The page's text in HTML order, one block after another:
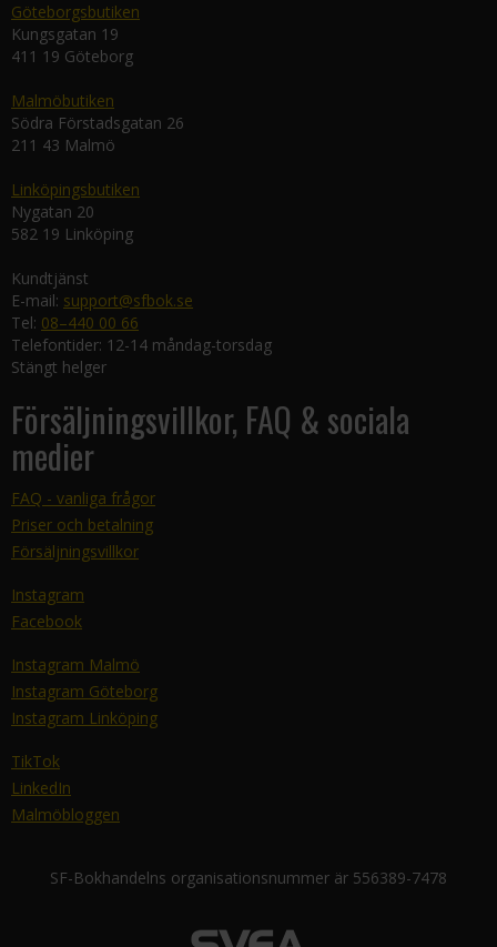
Göteborgsbutiken
Kungsgatan 19
411 19 Göteborg
Malmöbutiken
Södra Förstadsgatan 26
211 43 Malmö
Linköpingsbutiken
Nygatan 20
582 19 Linköping
Kundtjänst
E-mail: support@sfbok.se
Tel: 08–440 00 66
Telefontider: 12-14 måndag-torsdag
Stängt helger
Försäljningsvillkor, FAQ & sociala
medier
FAQ - vanliga frågor
Priser och betalning
Försäljningsvillkor
Instagram
Facebook
Instagram Malmö
Instagram Göteborg
Instagram Linköping
TikTok
LinkedIn
Malmöbloggen
SF-Bokhandelns organisationsnummer är 556389-7478